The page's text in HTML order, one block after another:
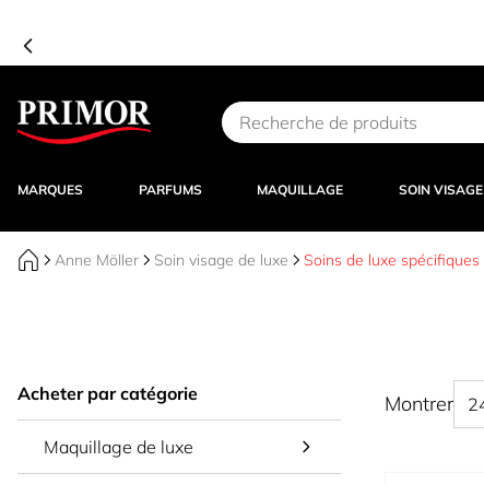
Aller au contenu
MARQUES PARFUMS MAQUILLAGE SOIN VISAGE
Anne Möller Soin visage de luxe Soins de luxe spécifiques
Acheter par catégorie
Maquillage de luxe
Montrer